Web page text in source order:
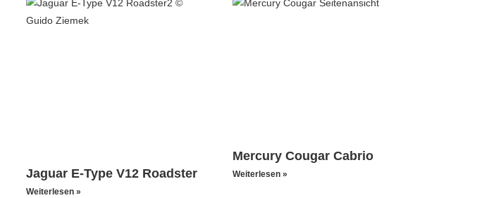
Jaguar E-Type V12 Roadster
Weiterlesen »
Mercury Cougar Cabrio
Weiterlesen »